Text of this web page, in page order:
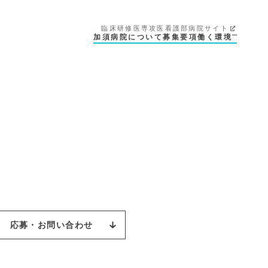
加須病院について募集要項働く環境
臨床研修医専攻医 看護部病院サイト
応募・お問い合わせ